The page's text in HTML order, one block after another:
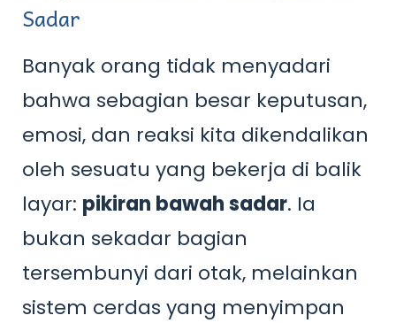
Sadar
Banyak orang tidak menyadari
bahwa sebagian besar keputusan,
emosi, dan reaksi kita dikendalikan
oleh sesuatu yang bekerja di balik
layar: pikiran bawah sadar. Ia
bukan sekadar bagian
tersembunyi dari otak, melainkan
sistem cerdas yang menyimpan